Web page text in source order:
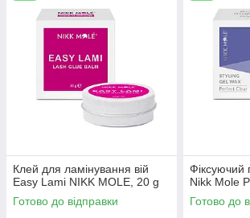
Клей для ламінування вій
Easy Lami NIKK MOLE, 20 g
Готово до відправки
Фіксуючий
Nikk Mole
Готово до